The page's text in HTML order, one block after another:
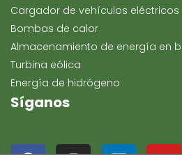
Cargador de vehículos eléctricos
Bombas de calor
Almacenamiento de energía en
Turbina eólica
Energía de hidrógeno
Síganos